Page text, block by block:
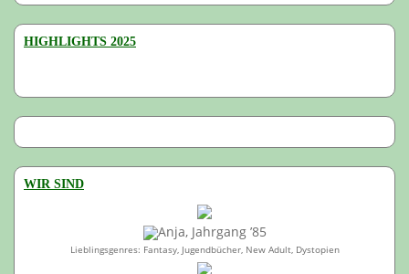
HIGHLIGHTS 2025
WIR SIND
Anja, Jahrgang ’85
Lieblingsgenres: Fantasy, Jugendbücher, New Adult, Dystopien